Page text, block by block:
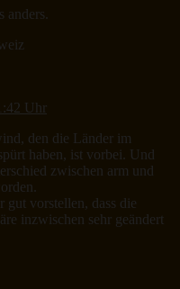
anders.
Uhr
den die Länder im
haben, ist vorbei. Und
zwischen arm und
gut vorstellen, dass die
inzwischen sehr geändert